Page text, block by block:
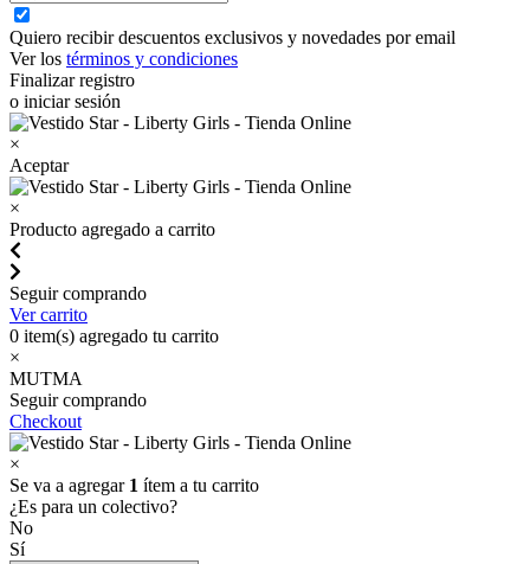
Quiero recibir descuentos exclusivos y novedades por email
Ver los términos y condiciones
Finalizar registro
o iniciar sesión
×
Aceptar
×
Producto agregado a carrito
Seguir comprando
Ver carrito
0 item(s) agregado tu carrito
×
MUTMA
Seguir comprando
Checkout
×
Se va a agregar 1 ítem a tu carrito
¿Es para un colectivo?
No
Sí